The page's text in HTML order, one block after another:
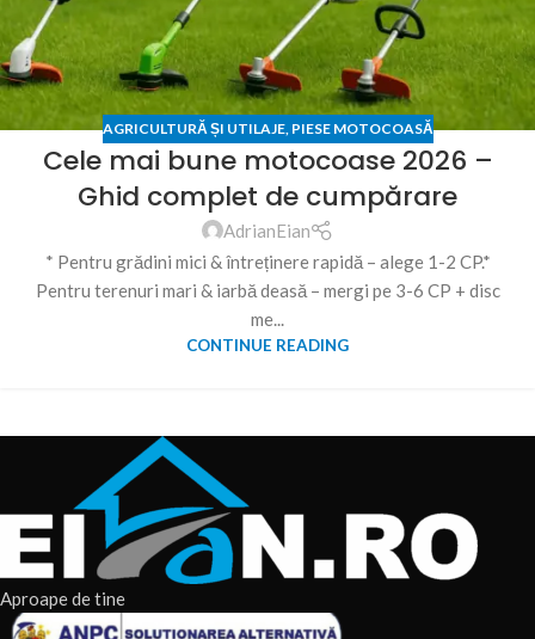
AGRICULTURĂ ȘI UTILAJE, PIESE MOTOCOASĂ
Cele mai bune motocoase 2026 –
Ghid complet de cumpărare
AdrianEian
* Pentru grădini mici & întreținere rapidă – alege 1-2 CP.*
Pentru terenuri mari & iarbă deasă – mergi pe 3-6 CP + disc
me...
CONTINUE READING
Aproape de tine